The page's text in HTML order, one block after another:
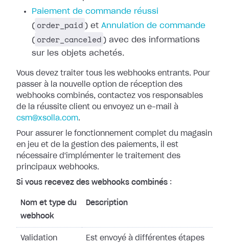
Paiement de commande réussi
( order_paid ) et Annulation de commande
( order_canceled ) avec des informations
sur les objets achetés.
Vous devez traiter tous les webhooks entrants. Pour
passer à la nouvelle option de réception des
webhooks combinés, contactez vos responsables
de la réussite client ou envoyez un e-mail à
csm@xsolla.com.
Pour assurer le fonctionnement complet du magasin
en jeu et de la gestion des paiements, il est
nécessaire d'implémenter le traitement des
principaux webhooks.
Si vous recevez des webhooks combinés :
Nom et type du
webhook
Description
Validation
Est envoyé à différentes étapes